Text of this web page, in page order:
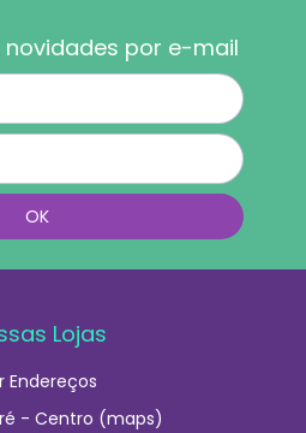
novidades por e-mail
Lojas
Endereços
- Centro (maps)